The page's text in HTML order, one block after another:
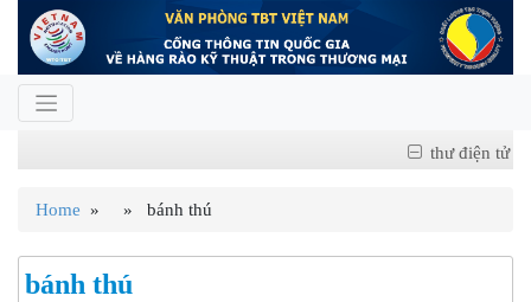
thư điện tử
Home » » bánh thú
bánh thú